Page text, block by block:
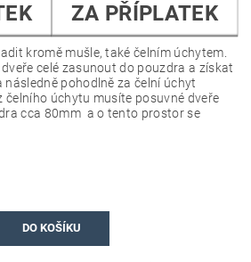
ZA PŘÍPLATEK
kromě mušle, také čelním úchytem.
celé zasunout do pouzdra a získat
pohodlně za čelní úchyt
čelního úchytu musíte posuvné dveře
cca 80mm a o tento prostor se
DO KOŠÍKU